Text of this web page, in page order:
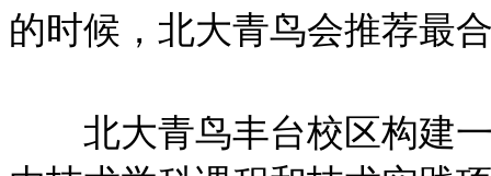
的时候，北大青鸟会推荐最
北大青鸟丰台校区构建一